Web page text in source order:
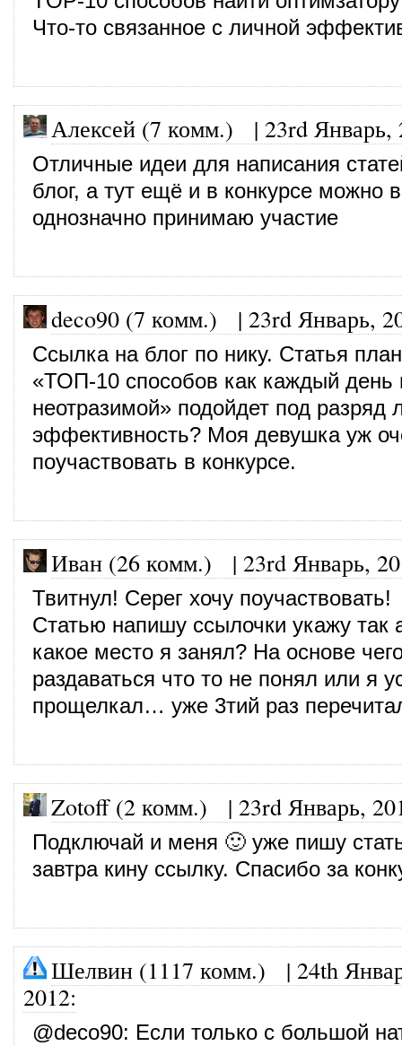
Что-то связанное с личной
Алексей (7 комм.) | 23rd Январь,
Отличные идеи для написания
блог, а тут ещё и в конкурсе можно
однозначно принимаю участие
deco90 (7 комм.) | 23rd Январь,
Ссылка на блог по нику. Статья
«ТОП-10 способов как каждый день
неотразимой» подойдет под разряд
эффективность? Моя девушка уж
поучаствовать в конкурсе.
Иван (26 комм.) | 23rd Январь,
Твитнул! Серег хочу поучаствовать!
Статью напишу ссылочки укажу так
какое место я занял? На основе
раздаваться что то не понял или я
прощелкал… уже 3тий раз
Zotoff (2 комм.) | 23rd Январь,
Подключай и меня 🙂 уже пишу
завтра кину ссылку. Спасибо за
Шелвин (1117 комм.) | 24th
2012:
@deco90: Если только с большой